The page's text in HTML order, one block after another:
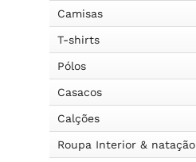
Camisas
T-shirts
Pólos
Casacos
Calções
Roupa Interior & natação